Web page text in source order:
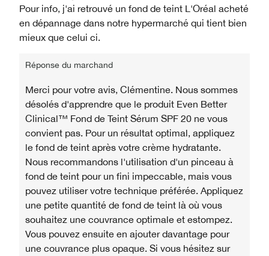
Pour info, j'ai retrouvé un fond de teint L'Oréal acheté
en dépannage dans notre hypermarché qui tient bien
mieux que celui ci.
Réponse du marchand
Merci pour votre avis, Clémentine. Nous sommes
désolés d'apprendre que le produit Even Better
Clinical™ Fond de Teint Sérum SPF 20 ne vous
convient pas. Pour un résultat optimal, appliquez
le fond de teint après votre crème hydratante.
Nous recommandons l'utilisation d'un pinceau à
fond de teint pour un fini impeccable, mais vous
pouvez utiliser votre technique préférée. Appliquez
une petite quantité de fond de teint là où vous
souhaitez une couvrance optimale et estompez.
Vous pouvez ensuite en ajouter davantage pour
une couvrance plus opaque. Si vous hésitez sur